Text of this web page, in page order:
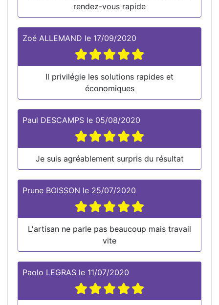
rendez-vous rapide
Zoé ALLEMAND le 17/09/2020
Il privilégie les solutions rapides et
économiques
Paul DESCAMPS le 05/08/2020
Je suis agréablement surpris du résultat
Prune BOISSON le 25/07/2020
L'artisan ne parle pas beaucoup mais travail
vite
Paolo LEGRAS le 11/07/2020